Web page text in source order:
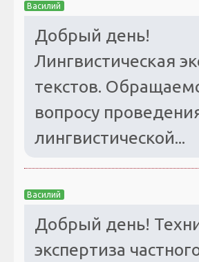
Василий
Добрый день!
Лингвистическая
текстов.
вопросу
лингвистической...
Василий
Добрый день!
экспертиза